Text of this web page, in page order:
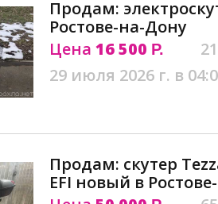
Продам:
Ростове-на-Дону
Цена 16 500 Р.
29 июля 2026 г. в
Продам: скутер
EFI новый в